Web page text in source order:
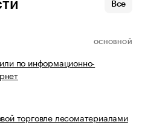
Все
ОСНОВНОЙ
по информационно-
торговле лесоматериалами